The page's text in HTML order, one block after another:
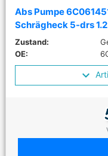
Abs Pumpe
Schrägheck 5-drs
Zustand:
OE: